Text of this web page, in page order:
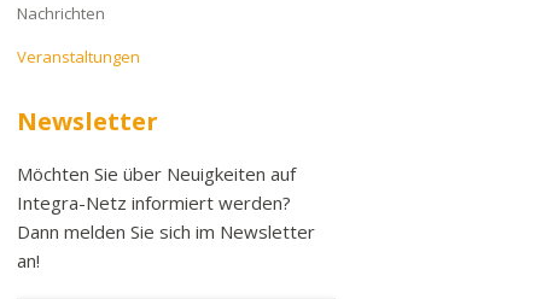
Nachrichten
Veranstaltungen
Newsletter
Möchten Sie über Neuigkeiten auf
Integra-Netz informiert werden?
Dann melden Sie sich im Newsletter
an!